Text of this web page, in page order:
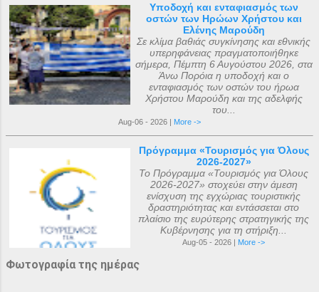
Υποδοχή και ενταφιασμός των
οστών των Ηρώων Χρήστου και
Ελένης Μαρούδη
Σε κλίμα βαθιάς συγκίνησης και εθνικής
υπερηφάνειας πραγματοποιήθηκε
σήμερα, Πέμπτη 6 Αυγούστου 2026, στα
Άνω Πορόια η υποδοχή και ο
ενταφιασμός των οστών του ήρωα
Χρήστου Μαρούδη και της αδελφής
του...
Aug-06 - 2026 | More ->
Πρόγραμμα «Τουρισμός για Όλους
2026-2027»
Το Πρόγραμμα «Τουρισμός για Όλους
2026-2027» στοχεύει στην άμεση
ενίσχυση της εγχώριας τουριστικής
δραστηριότητας και εντάσσεται στο
πλαίσιο της ευρύτερης στρατηγικής της
Κυβέρνησης για τη στήριξη...
Aug-05 - 2026 | More ->
Φωτογραφία της ημέρας